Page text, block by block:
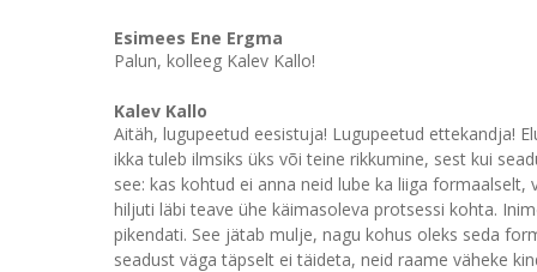
Esimees Ene Ergma
Palun, kolleeg Kalev Kallo!
Kalev Kallo
Aitäh, lugupeetud eesistuja! Lugupeetud ettekandja!
ikka tuleb ilmsiks üks või teine rikkumine, sest kui
see: kas kohtud ei anna neid lube ka liiga
hiljuti läbi teave ühe käimasoleva protsessi kohta.
pikendati. See jätab mulje, nagu kohus oleks seda
seadust väga täpselt ei täideta, neid raame väheke